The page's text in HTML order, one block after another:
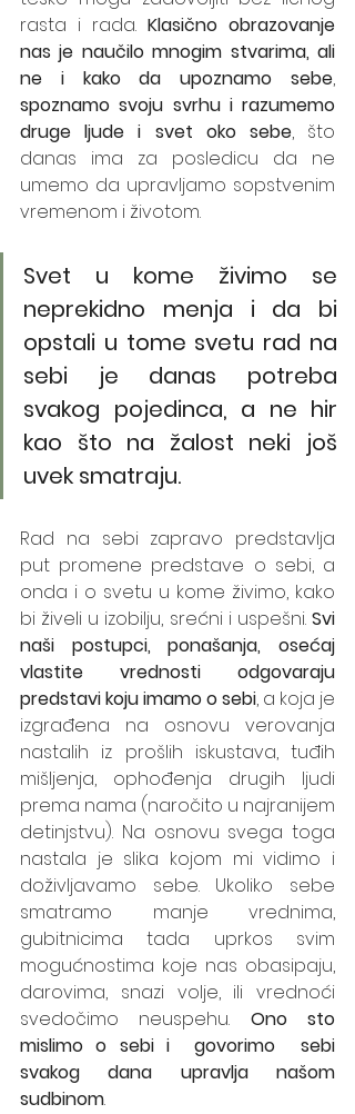
rasta i rada. Klasično obrazovanje
nas je naučilo mnogim stvarima, ali
ne i kako da upoznamo sebe
spoznamo svoju svrhu i razumemo
druge ljude i svet oko sebe, što
danas ima za posledicu da ne
umemo da upravljamo sopstvenim
vremenom i životom.
Svet u kome živimo se
neprekidno menja i da bi
opstali u tome svetu rad na
sebi je danas potreba
svakog pojedinca, a ne hir
kao što na žalost neki još
uvek smatraju.
Rad na sebi zapravo predstavlja
put promene predstave o sebi, a
onda i o svetu u kome živimo, kako
bi živeli u izobilju, srećni i uspešni. Svi
naši postupci, ponašanja, osećaj
vlastite vrednosti odgovaraju
predstavi koju imamo o sebi, a koja je
izgrađena na osnovu verovanja
nastalih iz prošlih iskustava, tuđih
mišljenja, ophođenja drugih ljudi
prema nama (naročito u najranijem
detinjstvu). Na osnovu svega toga
nastala je slika kojom mi vidimo i
doživljavamo sebe. Ukoliko sebe
smatramo manje vrednima,
gubitnicima tada uprkos svim
mogućnostima koje nas obasipaju,
darovima, snazi volje, ili vrednoći
svedočimo neuspehu. Ono sto
mislimo o sebi i  govorimo  sebi
svakog dana upravlja našom
sudbinom.